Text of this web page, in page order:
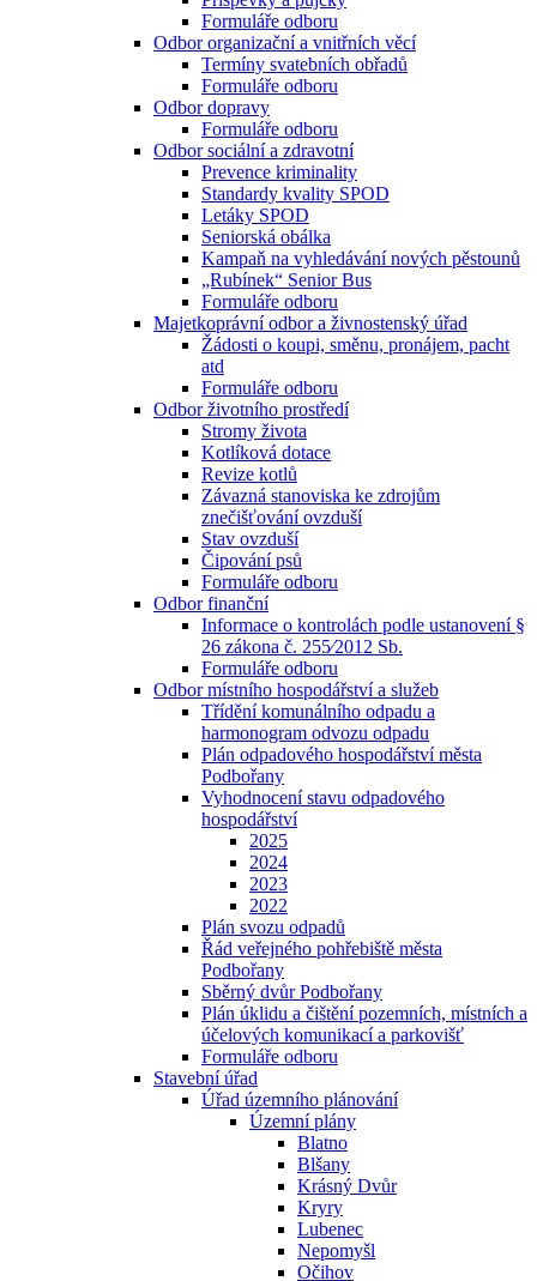
Formuláře odboru
Odbor organizační a vnitřních věcí
Termíny svatebních obřadů
Formuláře odboru
Odbor dopravy
Formuláře odboru
Odbor sociální a zdravotní
Prevence kriminality
Standardy kvality SPOD
Letáky SPOD
Seniorská obálka
Kampaň na vyhledávání nových pěstounů
„Rubínek“ Senior Bus
Formuláře odboru
Majetkoprávní odbor a živnostenský úřad
Žádosti o koupi, směnu, pronájem, pacht
atd
Formuláře odboru
Odbor životního prostředí
Stromy života
Kotlíková dotace
Revize kotlů
Závazná stanoviska ke zdrojům
znečišťování ovzduší
Stav ovzduší
Čipování psů
Formuláře odboru
Odbor finanční
Informace o kontrolách podle ustanovení §
26 zákona č. 255⁄2012 Sb.
Formuláře odboru
Odbor místního hospodářství a služeb
Třídění komunálního odpadu a
harmonogram odvozu odpadu
Plán odpadového hospodářství města
Podbořany
Vyhodnocení stavu odpadového
hospodářství
2025
2024
2023
2022
Plán svozu odpadů
Řád veřejného pohřebiště města
Podbořany
Sběrný dvůr Podbořany
Plán úklidu a čištění pozemních, místních a
účelových komunikací a parkovišť
Formuláře odboru
Stavební úřad
Úřad územního plánování
Územní plány
Blatno
Blšany
Krásný Dvůr
Kryry
Lubenec
Nepomyšl
Očihov